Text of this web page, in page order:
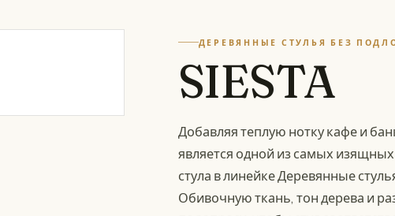
столы
ДЕРЕВЯННЫЕ СТУЛЬЯ БЕЗ
SIESTA
Добавляя теплую нотку кафе и
является одной из самых
стула в линейке Деревянные
Обивочную ткань, тон дерева и